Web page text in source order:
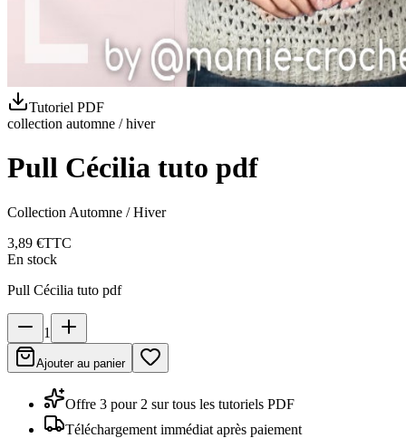
Tutoriel PDF
collection automne / hiver
Pull Cécilia tuto pdf
Collection Automne / Hiver
3,89 €TTC
En stock
Pull Cécilia tuto pdf
1
Ajouter au panier
Offre 3 pour 2 sur tous les tutoriels PDF
Téléchargement immédiat après paiement